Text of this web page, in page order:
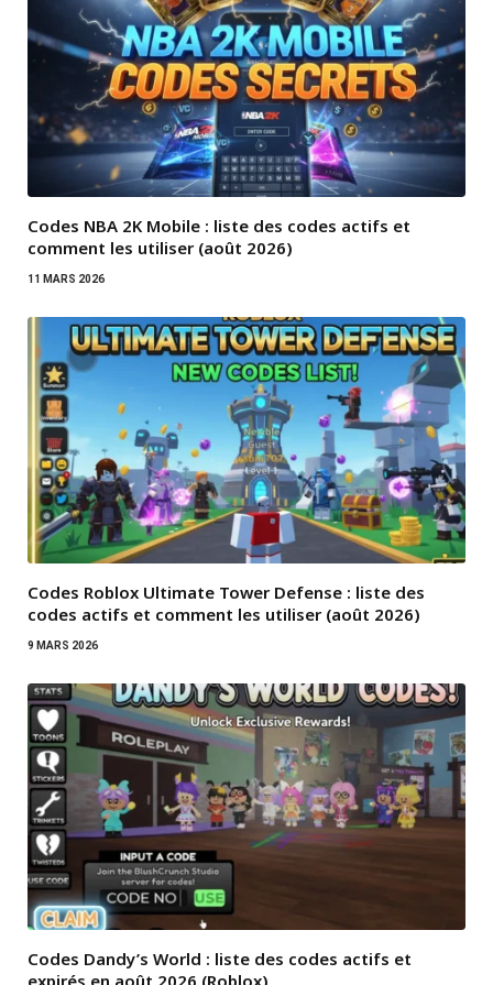
Codes NBA 2K Mobile : liste des codes actifs et
comment les utiliser (août 2026)
11 MARS 2026
Codes Roblox Ultimate Tower Defense : liste des
codes actifs et comment les utiliser (août 2026)
9 MARS 2026
Codes Dandy’s World : liste des codes actifs et